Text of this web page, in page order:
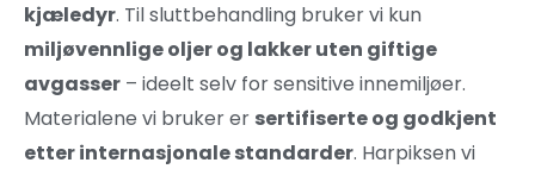
kjæledyr. Til sluttbehandling bruker vi kun
miljøvennlige oljer og lakker uten giftige
avgasser – ideelt selv for sensitive innemiljøer.
Materialene vi bruker er sertifiserte og godkjent
etter internasjonale standarder. Harpiksen vi